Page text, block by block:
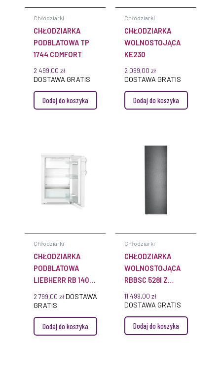
Chłodziarki
CHŁODZIARKA
PODBLATOWA TP
1744 COMFORT
2 499,00 zł
DOSTAWA GRATIS
Dodaj do koszyka
Chłodziarki
CHŁODZIARKA
WOLNOSTOJĄCA
KE230
2 099,00 zł
DOSTAWA GRATIS
Dodaj do koszyka
Chłodziarki
CHŁODZIARKA
PODBLATOWA
LIEBHERR RB 1401
SMARTFROST
BIAŁA 35 DB
2 799,00 zł DOSTAWA
GRATIS
Dodaj do koszyka
Chłodziarki
CHŁODZIARKA
WOLNOSTOJĄCA
RBBSC 528I Z
SYSTEMEM
BIOFRESH
11 499,00 zł
DOSTAWA GRATIS
Dodaj do koszyka